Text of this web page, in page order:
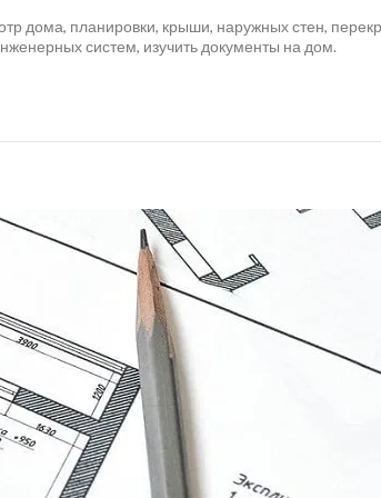
дома, планировки, крыши, наружных стен,
систем, изучить документы на дом.